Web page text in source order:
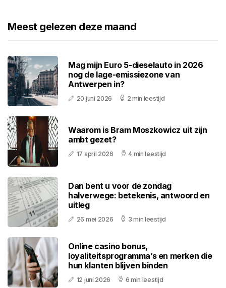
Meest gelezen deze maand
Mag mijn Euro 5-dieselauto in 2026
nog de lage-emissiezone van
Antwerpen in?
20 juni 2026 2 min leestijd
Waarom is Bram Moszkowicz uit zijn
ambt gezet?
17 april 2026 4 min leestijd
Dan bent u voor de zondag
halverwege: betekenis, antwoord en
uitleg
26 mei 2026 3 min leestijd
Online casino bonus,
loyaliteitsprogramma’s en merken die
hun klanten blijven binden
12 juni 2026 6 min leestijd